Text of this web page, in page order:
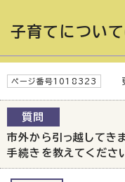
子育てについ
ページ番号1018323 更
質問
市外から引っ越してき
手続きを教えてくださ